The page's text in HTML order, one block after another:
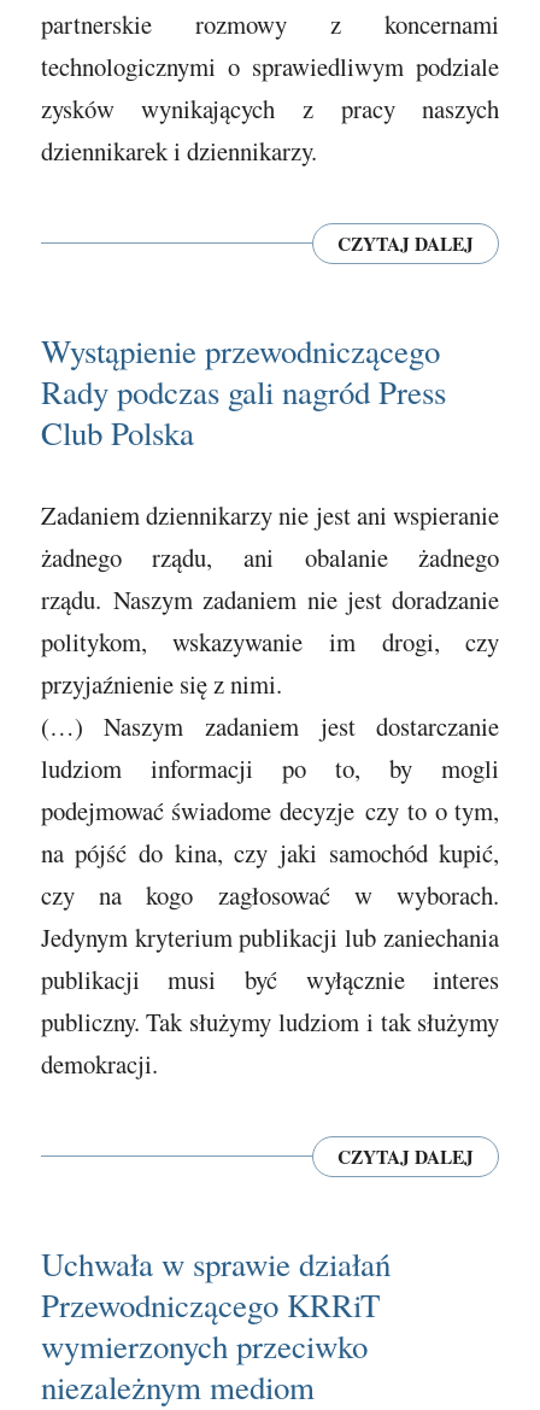
partnerskie rozmowy z koncernami
technologicznymi o sprawiedliwym podziale
zysków wynikających z pracy naszych
dziennikarek i dziennikarzy.
CZYTAJ DALEJ
Wystąpienie przewodniczącego
Rady podczas gali nagród Press
Club Polska
Zadaniem dziennikarzy nie jest ani wspieranie
żadnego rządu, ani obalanie żadnego
rządu. Naszym zadaniem nie jest doradzanie
politykom, wskazywanie im drogi, czy
przyjaźnienie się z nimi.
(…) Naszym zadaniem jest dostarczanie
ludziom informacji po to, by mogli
podejmować świadome decyzje czy to o tym,
na pójść do kina, czy jaki samochód kupić,
czy na kogo zagłosować w wyborach.
Jedynym kryterium publikacji lub zaniechania
publikacji musi być wyłącznie interes
publiczny. Tak służymy ludziom i tak służymy
demokracji.
CZYTAJ DALEJ
Uchwała w sprawie działań
Przewodniczącego KRRiT
wymierzonych przeciwko
niezależnym mediom